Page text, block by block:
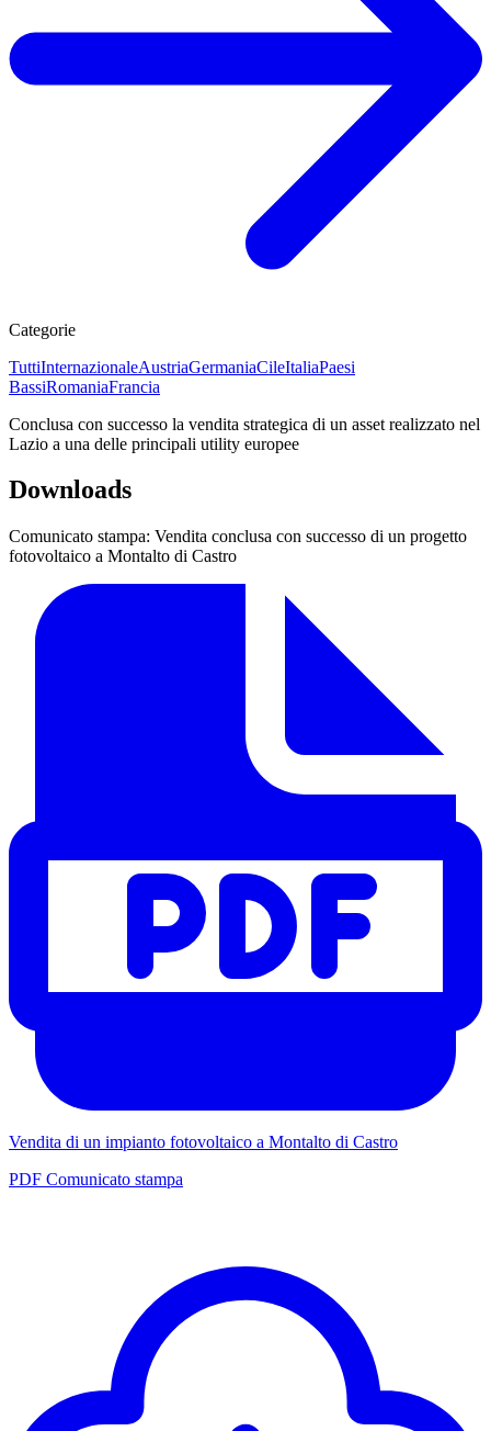
Categorie
TuttiInternazionaleAustriaGermaniaCileItaliaPaesi
BassiRomaniaFrancia
Conclusa con successo la vendita strategica di un asset realizzato nel
Lazio a una delle principali utility europee
Downloads
Comunicato stampa: Vendita conclusa con successo di un progetto
fotovoltaico a Montalto di Castro
Vendita di un impianto fotovoltaico a Montalto di Castro
PDF Comunicato stampa